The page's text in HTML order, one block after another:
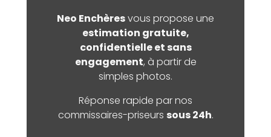
Neo Enchèresvous propose une
estimation gratuite,
confidentielle et sans
engagement, à partir de
simples photos.
Réponse rapide par nos
commissaires-priseurs sous 24h.